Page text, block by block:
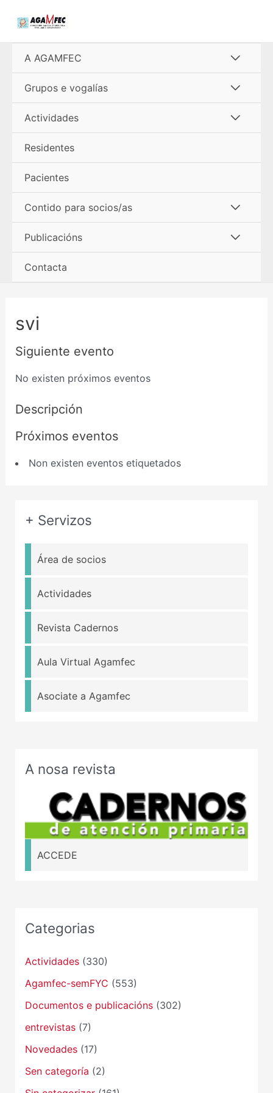
A AGAMFEC
menú
Grupos e vogalías
menú
Actividades
Residentes
Pacientes
Contido para socios/as
menú
Publicacións
Contacta
svi
Siguiente evento
No existen próximos eventos
Descripción
Próximos eventos
Non existen eventos etiquetados
+ Servizos
Área de socios
Actividades
Revista Cadernos
Aula Virtual Agamfec
Asociate a Agamfec
A nosa revista
ACCEDE
Categorias
Actividades(330)
Agamfec-semFYC (553)
Documentos e publicacións(302)
entrevistas(7)
Novedades(17)
Sen categoría (2)